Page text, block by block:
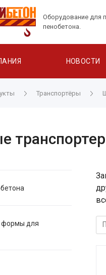
Оборудование для
пенобетона.
НОВОСТИ
Транспортёры
формы для